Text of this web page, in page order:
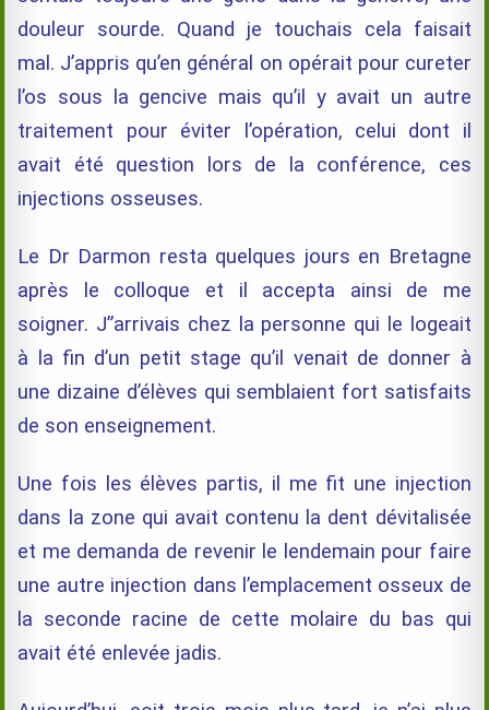
douleur sourde. Quand je touchais cela faisait
mal. J’appris qu’en général on opérait pour cureter
l’os sous la gencive mais qu’il y avait un autre
traitement pour éviter l’opération, celui dont il
avait été question lors de la conférence, ces
injections osseuses.
Le Dr Darmon resta quelques jours en Bretagne
après le colloque et il accepta ainsi de me
soigner. J”arrivais chez la personne qui le logeait
à la fin d’un petit stage qu’il venait de donner à
une dizaine d’élèves qui semblaient fort satisfaits
de son enseignement.
Une fois les élèves partis, il me fit une injection
dans la zone qui avait contenu la dent dévitalisée
et me demanda de revenir le lendemain pour faire
une autre injection dans l’emplacement osseux de
la seconde racine de cette molaire du bas qui
avait été enlevée jadis.